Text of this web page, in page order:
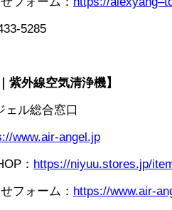
5285
紫外線空気清浄機】
ェル総合窓口
www.air-angel.jp
： https://niyuu.stores.jp/
フォーム： https://www.air-